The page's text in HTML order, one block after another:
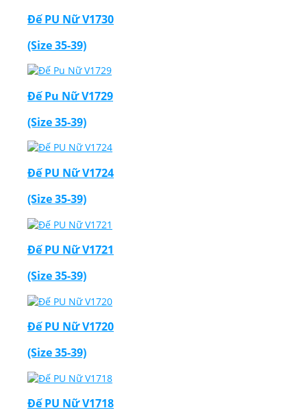
Đế PU Nữ V1730
(Size 35-39)
Đế Pu Nữ V1729
(Size 35-39)
Đế PU Nữ V1724
(Size 35-39)
Đế PU Nữ V1721
(Size 35-39)
Đế PU Nữ V1720
(Size 35-39)
Đế PU Nữ V1718